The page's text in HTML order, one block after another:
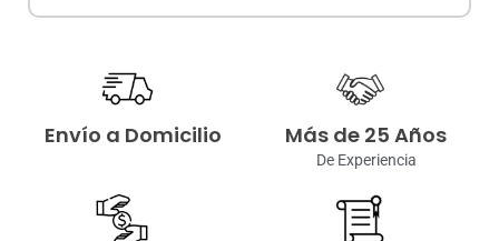
Envío a Domicilio Más de 25 Años
De Experiencia